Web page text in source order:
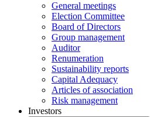
General meetings
Election Committee
Board of Directors
Group management
Auditor
Renumeration
Sustainability reports
Capital Adequacy
Articles of association
Risk management
Investors